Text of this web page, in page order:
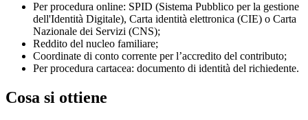
Per procedura online: SPID (Sistema Pubblico per la gestione
dell'Identità Digitale), Carta identità elettronica (CIE) o Carta
Nazionale dei Servizi (CNS);
Reddito del nucleo familiare;
Coordinate di conto corrente per l’accredito del contributo;
Per procedura cartacea: documento di identità del richiedente.
Cosa si ottiene